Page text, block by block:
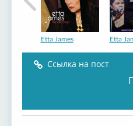
Etta James Etta
Ссылка на пост